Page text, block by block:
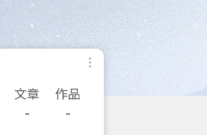
文章
-
作品
-